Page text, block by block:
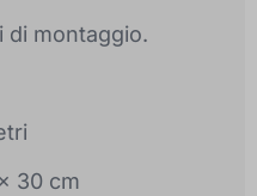
di montaggio.
30 cm